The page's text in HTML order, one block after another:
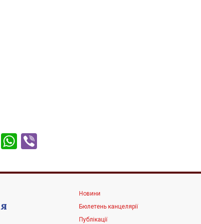
Facebook
WhatsApp
Новини
Бюлетень канцелярії
Публікації